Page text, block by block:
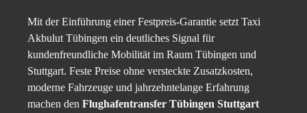
Mit der Einführung einer Festpreis-Garantie setzt Taxi
Akbulut Tübingen ein deutliches Signal für
kundenfreundliche Mobilität im Raum Tübingen und
Stuttgart. Feste Preise ohne versteckte Zusatzkosten,
moderne Fahrzeuge und jahrzehntelange Erfahrung
machen den Flughafentransfer Tübingen Stuttgart